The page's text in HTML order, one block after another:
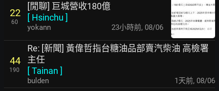
22
60
[閒聊] 巨城營收180億
[ Hsinchu ]
yokann 23小時前, 08/06
44
190
Re: [新聞] 黃偉哲指台糖油品部賣汽柴油 高檢署
主任
[Tainan ]
bulden 1天前, 08/06